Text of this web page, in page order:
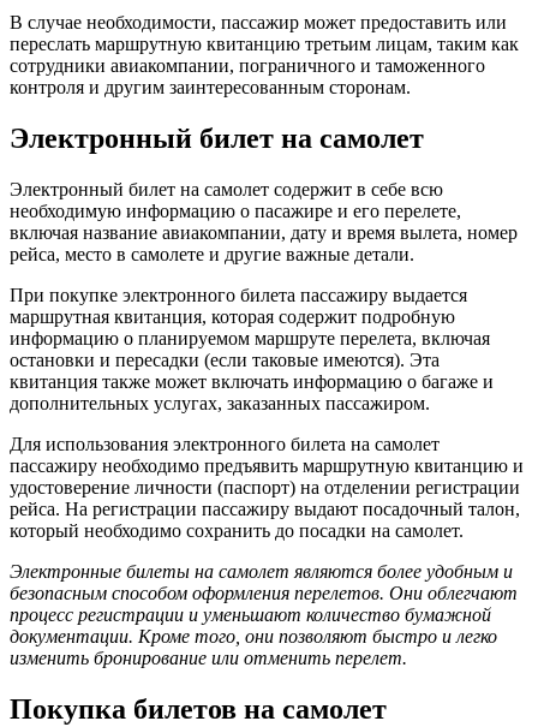
В случае необходимости, пассажир может предоставить или
переслать маршрутную квитанцию третьим лицам, таким как
сотрудники авиакомпании, пограничного и таможенного
контроля и другим заинтересованным сторонам.
Электронный билет на самолет
Электронный билет на самолет содержит в себе всю
необходимую информацию о пасажире и его перелете,
включая название авиакомпании, дату и время вылета, номер
рейса, место в самолете и другие важные детали.
При покупке электронного билета пассажиру выдается
маршрутная квитанция, которая содержит подробную
информацию о планируемом маршруте перелета, включая
остановки и пересадки (если таковые имеются). Эта
квитанция также может включать информацию о багаже и
дополнительных услугах, заказанных пассажиром.
Для использования электронного билета на самолет
пассажиру необходимо предъявить маршрутную квитанцию и
удостоверение личности (паспорт) на отделении регистрации
рейса. На регистрации пассажиру выдают посадочный талон,
который необходимо сохранить до посадки на самолет.
Электронные билеты на самолет являются более удобным и
безопасным способом оформления перелетов. Они облегчают
процесс регистрации и уменьшают количество бумажной
документации. Кроме того, они позволяют быстро и легко
изменить бронирование или отменить перелет.
Покупка билетов на самолет